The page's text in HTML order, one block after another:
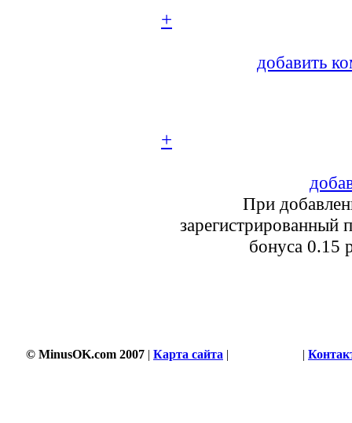
+
добавить
+
При
зарегистрированный
бонуса 0.15
© MinusOK.com 2007 | Карта сайта | |